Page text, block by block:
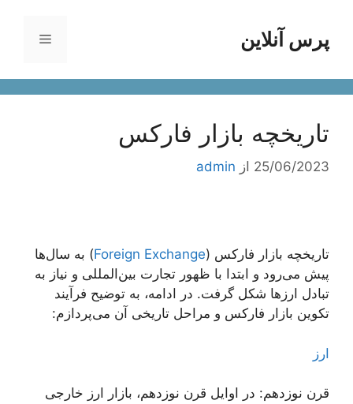
محتواپرس آنلاین فهرست
تاریخچه بازار فارکس
25/06/2023 از admin
تاریخچه بازار فارکس (Foreign Exchange) به سال‌ها
پیش می‌رود و ابتدا با ظهور تجارت بین‌المللی و نیاز به
تبادل ارزها شکل گرفت. در ادامه، به توضیح فرآیند
تکوین بازار فارکس و مراحل تاریخی آن می‌پردازم:
ارز
قرن نوزدهم: در اوایل قرن نوزدهم، بازار ارز خارجی